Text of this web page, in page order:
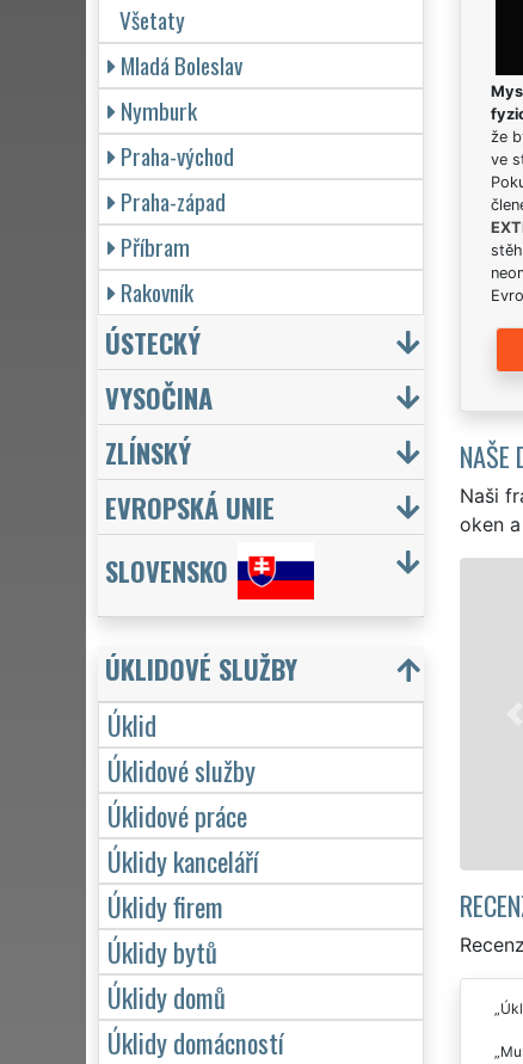
že
ve
NAŠE
Naši
oken
ÚKLID A ÚKLIDOVÉ SLUŽBY
Franchisová síť EXTRA UKLÍZENÍ
profesionální, kvalitní, ale levný úklid
Poskytujeme náš servis 24 hodin
víkendů či státních svátků. Uklidíme
zárukou kvalitně odvedené práce.
Všetaty
Mladá Boleslav
Nymburk
Praha-východ
Praha-západ
Příbram
Rakovník
ÚSTECKÝ
VYSOČINA
ZLÍNSKÝ
EVROPSKÁ UNIE
SLOVENSKO
ÚKLIDOVÉ SLUŽBY
Úklid
Úklidové služby
Úklidové práce
Úklidy kanceláří
Úklidy firem
Úklidy bytů
Úklidy domů
Úklidy domácností